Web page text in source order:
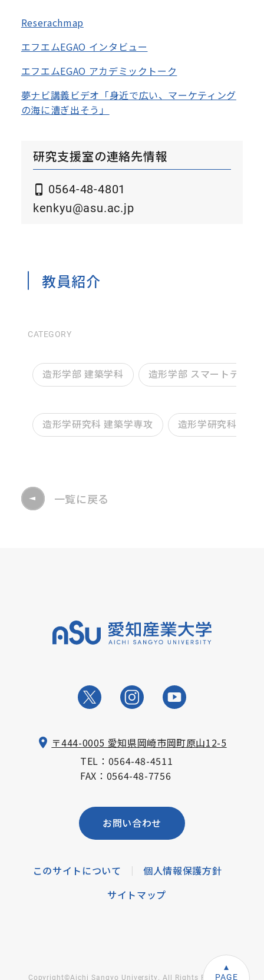
PAGE
Reserachmap
エフエムEGAO インタビュー
エフエムEGAO アカデミックトーク
夢ナビ講義ビデオ「身近で広い、マーケティング
の海に漕ぎ出そう」
研究支援室の連絡先情報
0564-48-4801
kenkyu@asu.ac.jp
教員紹介
CATEGORY
造形学部 建築学科 造形学部 スマートデザイ
造形学研究科 建築学専攻 造形学研究科 デザ
一覧に戻る
〒444-0005 愛知県岡崎市岡町原山12-5
TEL： 0564-48-4511
FAX：0564-48-7756
お問い合わせ
このサイトについて |
個人情報保護方針
サイトマップ
Copyright©Aichi Sangyo University. All Rights Reserved.